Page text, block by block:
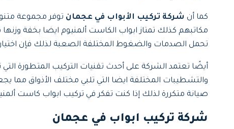
كما أن شركة تركيب الأبواب في عجمان توفر مجموعة
مكاتبهم كذلك تمتاز ابواب الكاست ألمنيوم ايضا بخفة
تحمل الصدمات والضغوط المختلفة الصعبة لذلك فإن
أيضًا تعتمد الشركة على أحدث تقنيات التركيب المتطورة
والتشطيبات المختلفة ايضا التي تلبي مختلف الأذواق مما
صيانة متكررة لذلك إذا كنت تفكر في تركيب ابواب كاست
شركة تركيب ابواب في عجمان